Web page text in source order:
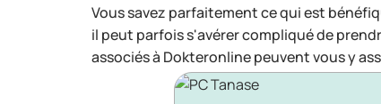
Vous savez parfaitement ce qui est
il peut parfois s'avérer compliqué de
associés à Dokteronline peuvent vous y